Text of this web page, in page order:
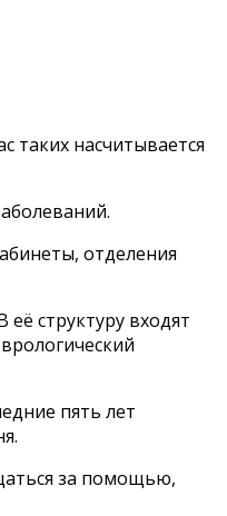
таких насчитывается
отделения
структуру входят
пять лет
за помощью,